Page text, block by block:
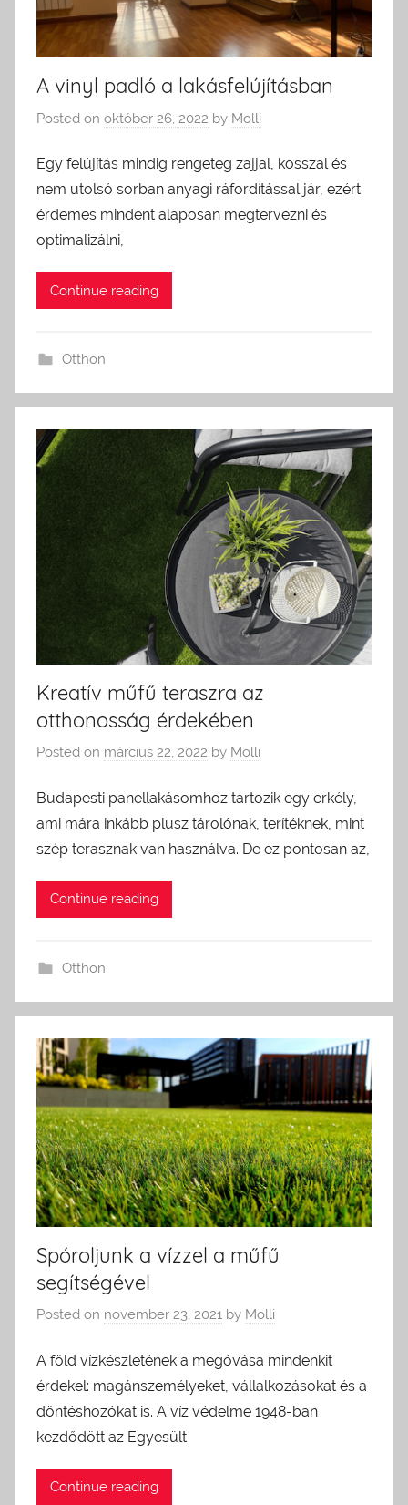
A vinyl padló a lakásfelújításban
Posted on október 26, 2022 by Molli
Egy felújítás mindig rengeteg zajjal, kosszal és
nem utolsó sorban anyagi ráfordítással jár, ezért
érdemes mindent alaposan megtervezni és
optimalizálni,
Continue reading
Otthon
Kreatív műfű teraszra az
otthonosság érdekében
Posted on március 22, 2022 by Molli
Budapesti panellakásomhoz tartozik egy erkély,
ami mára inkább plusz tárolónak, terítéknek, mint
szép terasznak van használva. De ez pontosan az,
Continue reading
Otthon
Spóroljunk a vízzel a műfű
segítségével
Posted on november 23, 2021 by Molli
A föld vízkészletének a megóvása mindenkit
érdekel: magánszemélyeket, vállalkozásokat és a
döntéshozókat is. A víz védelme 1948-ban
kezdődött az Egyesült
Continue reading